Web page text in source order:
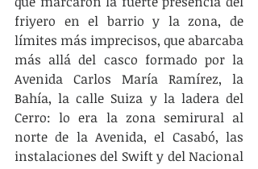
friyero en el barrio y la zona, de
límites más imprecisos, que abarcaba
más allá del casco formado por la
Avenida Carlos María Ramírez, la
Bahía, la calle Suiza y la ladera del
Cerro: lo era la zona semirural al
norte de la Avenida, el Casabó, las
instalaciones del Swift y del Nacional